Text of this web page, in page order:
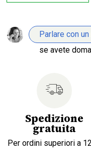
Parlare con
se avete
Spedizione
gratuita
Per ordini superiori a